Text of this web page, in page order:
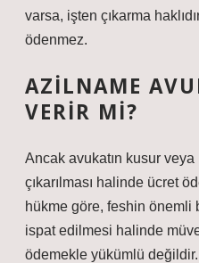
varsa, işten çıkarma
ödenmez.
AZILNAME
VERIR MI?
Ancak avukatın kusur
çıkarılması halinde ücret
hükme göre, feshin önemli
ispat edilmesi halinde
ödemekle yükümlü değildir.